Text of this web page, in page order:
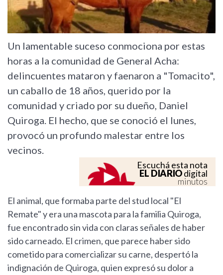
Un lamentable suceso conmociona por estas
horas a la comunidad de General Acha:
delincuentes mataron y faenaron a "Tomacito",
un caballo de 18 años, querido por la
comunidad y criado por su dueño, Daniel
Quiroga. El hecho, que se conoció el lunes,
provocó un profundo malestar entre los
vecinos.
Escuchá esta nota
EL DIARIOdigital
minutos
El animal, que formaba parte del stud local "El
Remate" y era una mascota para la familia Quiroga,
fue encontrado sin vida con claras señales de haber
sido carneado. El crimen, que parece haber sido
cometido para comercializar su carne, despertó la
indignación de Quiroga, quien expresó su dolor a